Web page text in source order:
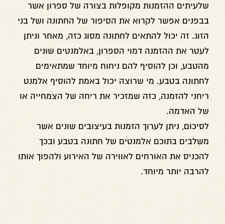
שלעיתים ההזמנות מקופלות בצורה של ספרון אשר
בבפנים אפשר לקרוא את הסיפור של החתונה ושל בני
הזוג. זה יכול להתאים לחתונה מסוג כזה, מאחר וניתן
לעטר את ההזמנה דמוי הספרון, באלמנטים שונים
מהטבע, וכן להוסיף להם ניחוח מיוחד שמתאימים
לחתונה בטבע. מי שרוצה יכול באמת להוסיף אלמנט
ריחני להזמנה, כזה שמזכיר את ריחה של הצמחייה או
של האדמה.
לסיכום, ניתן לערוך הזמנות בעיצובים שונים אשר
משלבים בתוכם אלמנטים של חתונה בטבע ובכך
להכניס את האורחים לאווירה של האירוע ולהפוך אותו
להרבה יותר מיוחד.